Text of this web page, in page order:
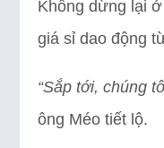
Không dừng lại
giá sỉ dao động
“Sắp tới, chúng
ông Méo tiết lộ.